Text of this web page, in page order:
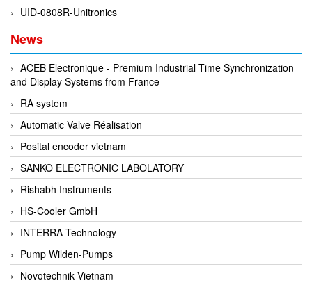
FESTO
Fife/ Maxcess
Fimet
Fine Suntronix
FineTek
Finna Sensors Vietnam
Fireye
Fischer
Fisher
FISO Vietnam
FLENDER
Flexaust
UID-0808R-Unitronics
News
ACEB Electronique - Premium Industrial Time Synchronization
and Display Systems from France
RA system
Automatic Valve Réalisation
Posital encoder vietnam
SANKO ELECTRONIC LABOLATORY
Rishabh Instruments
HS-Cooler GmbH
INTERRA Technology
Pump Wilden-Pumps
Novotechnik Vietnam